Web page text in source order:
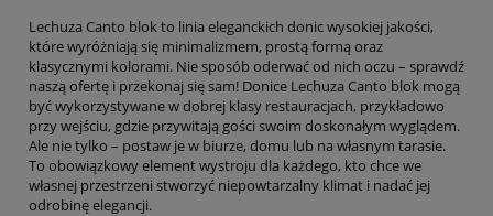
Lechuza Canto blok to linia eleganckich donic wysokiej jakości,
które wyróżniają się minimalizmem, prostą formą oraz
klasycznymi kolorami. Nie sposób oderwać od nich oczu – sprawdź
naszą ofertę i przekonaj się sam! Donice Lechuza Canto blok mogą
być wykorzystywane w dobrej klasy restauracjach, przykładowo
przy wejściu, gdzie przywitają gości swoim doskonałym wyglądem.
Ale nie tylko – postaw je w biurze, domu lub na własnym tarasie.
To obowiązkowy element wystroju dla każdego, kto chce we
własnej przestrzeni stworzyć niepowtarzalny klimat i nadać jej
odrobinę elegancji.